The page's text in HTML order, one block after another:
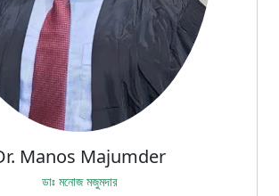
Manos Majumder
ডাঃ মনোজ মজুমদার